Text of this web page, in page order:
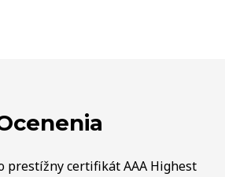
prestížny certifikát AAA Highest